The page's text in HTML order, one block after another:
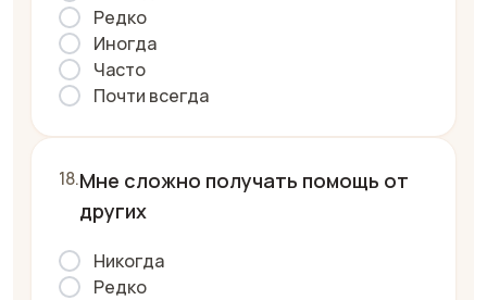
Редко
Иногда
Часто
Почти всегда
Мне сложно получать помощь от
других
Никогда
Редко